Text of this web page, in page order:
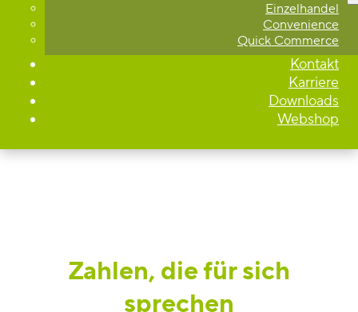
Einzelhandel
Convenience
Quick Commerce
Kontakt
Karriere
Downloads
Webshop
Zahlen, die für sich
sprechen